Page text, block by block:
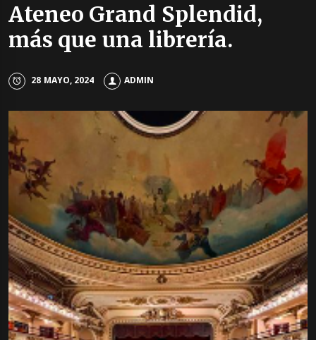
Ateneo Grand Splendid,
más que una librería.
28 MAYO, 2024 ADMIN